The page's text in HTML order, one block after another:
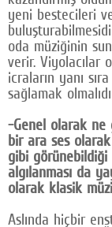
yeni bestecileri
oda müziğinin
verir. Viyolacılar
icraların yanı
sağlamak
-Genel olarak ne
bir ara ses
gibi
algılanması da
olarak klasik
Aslında hiçbir